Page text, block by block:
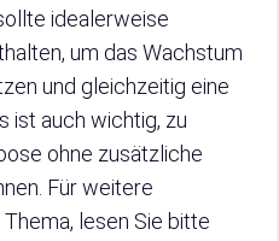
idealerweise
um das Wachstum
und gleichzeitig eine
ist auch wichtig, zu
ohne zusätzliche
Für weitere
lesen Sie bitte